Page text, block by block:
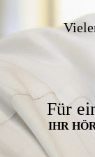
Für
IHR